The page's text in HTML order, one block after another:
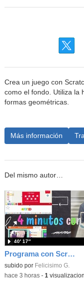
Crea un juego con
como el fondo. Utiliza la
formas geométricas.
Más información
Del mismo autor…
Programa con Scratch, 8 diferentes juegos para vivir la emoción de los partidos de España en el mundial 2026
Contenido educativo.
subido por Felicisimo G.
40′ 17″
-hace 3 horas- 1